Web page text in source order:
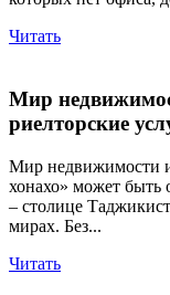
Читать
Мир
риелторские
Мир недвижимости
хонахо» может быть
– столице
мирах. Без...
Читать